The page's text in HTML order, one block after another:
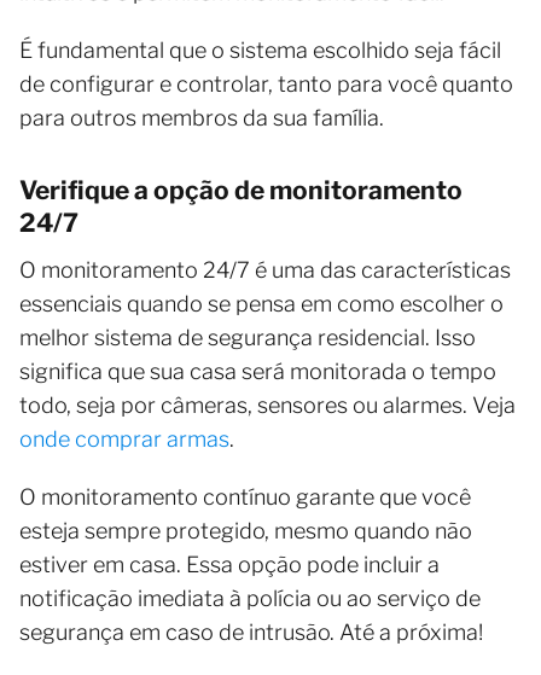
É fundamental que o sistema escolhido seja fácil
de configurar e controlar, tanto para você quanto
para outros membros da sua família.
Verifique a opção de monitoramento
24/7
O monitoramento 24/7 é uma das características
essenciais quando se pensa em como escolher o
melhor sistema de segurança residencial. Isso
significa que sua casa será monitorada o tempo
todo, seja por câmeras, sensores ou alarmes. Veja
onde comprar armas.
O monitoramento contínuo garante que você
esteja sempre protegido, mesmo quando não
estiver em casa. Essa opção pode incluir a
notificação imediata à polícia ou ao serviço de
segurança em caso de intrusão. Até a próxima!